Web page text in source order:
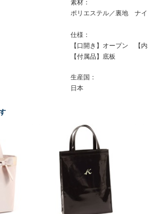
素材：
ポリエステル／裏地 ナイ
仕様：
【口開き】オープン 【
【付属品】底板
生産国：
日本